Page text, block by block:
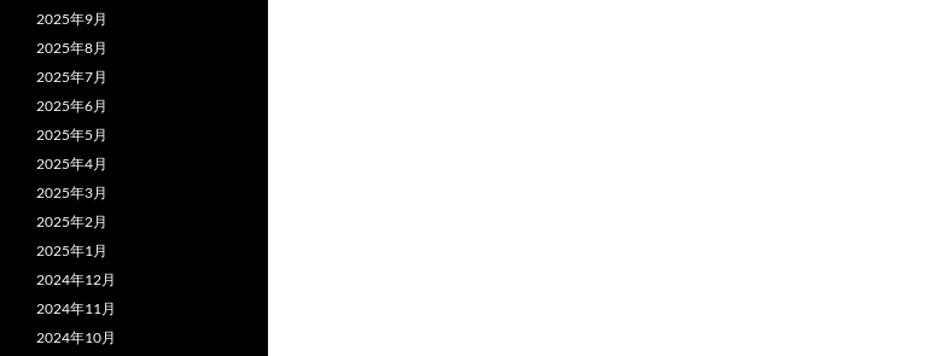
2025年9月
2025年8月
2025年7月
2025年6月
2025年5月
2025年4月
2025年3月
2025年2月
2025年1月
2024年12月
2024年11月
2024年10月